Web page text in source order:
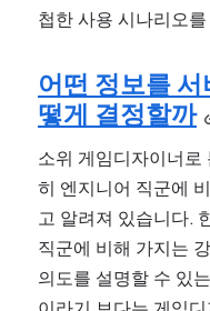
첩한 사용 시나리오
어떤 정보를
떻게 결정할까
소위 게임디자이너로
히 엔지니어 직군에
고 알려져 있습니다.
직군에 비해 가지는
의도를 설명할 수 있